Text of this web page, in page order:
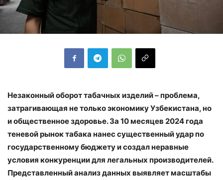
Незаконный оборот табачных изделий – проблема,
затрагивающая не только экономику Узбекистана, но
и общественное здоровье. За 10 месяцев 2024 года
теневой рынок табака нанес существенный удар по
государственному бюджету и создал неравные
условия конкуренции для легальных производителей.
Представленный анализ данных выявляет масштабы